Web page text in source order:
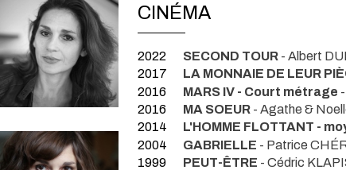
CINÉMA
2022 SECOND TOUR - Albert
2017
LA MONNAIE DE LEUR
2016
MARS IV - Court métrage
2016
MA SOEUR - Agathe &
2014
L'HOMME FLOTTANT -
2004
GABRIELLE - Patrice
1999
PEUT-ÊTRE - Cédric